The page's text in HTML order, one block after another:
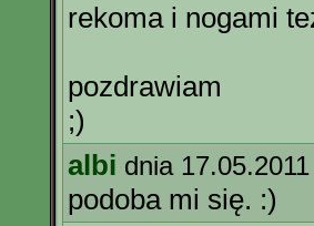
rekoma i nogami
pozdrawiam
;)
albi dnia
podoba mi się. :)